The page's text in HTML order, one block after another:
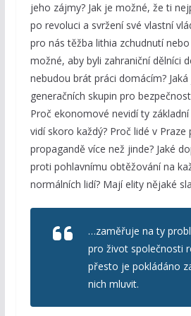
jeho zájmy? Jak je možné, že ti
po revoluci a svržení své vlastní
pro nás těžba lithia zchudnutí nebo
možné, aby byli zahraniční dělníci
nebudou brát práci domácím?
generačních skupin pro
Proč ekonomové nevidí ty
vidí skoro každý? Proč lidé v Praze
propagandě více než jinde? Jaké
proti pohlavnímu obtěžování na
normálních lidí? Mají elity nějaké
…zaměřuje na ty
pro život společnosti
přesto je pokládáno
nich mluvit.